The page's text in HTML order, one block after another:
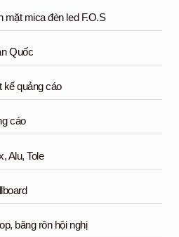
mặt mica đèn led F.O.S
Quốc
kế quảng cáo
cáo
Alu, Tole
băng rôn hội nghị